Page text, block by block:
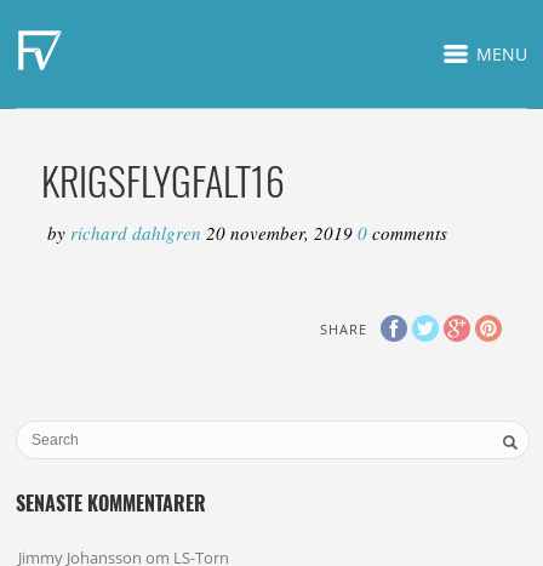
MENU
KRIGSFLYGFALT16
byrichard dahlgren20 november, 2019 0comments
SHARE
SENASTE KOMMENTARER
Jimmy Johansson om LS-Torn